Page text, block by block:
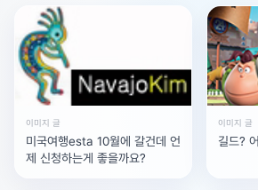
이미지 글
미국여행esta 10월에 갈건데 언
제 신청하는게 좋을까요?
이미지 글
길드?